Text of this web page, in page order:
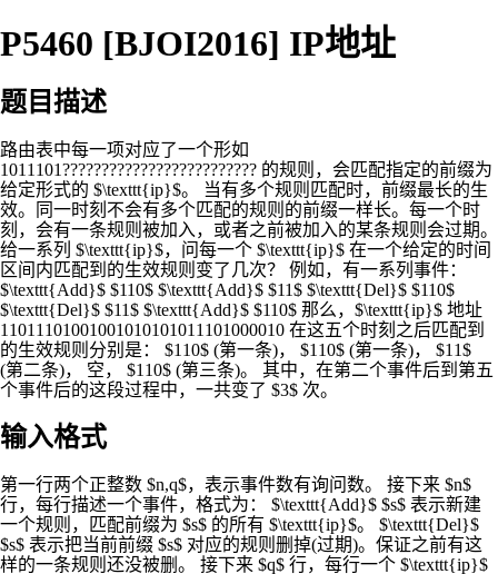
P5460 [BJOI2016] IP地址
题目描述
路由表中每一项对应了一个形如
1011101????????????????????????? 的规则，会匹配指定的前缀为
给定形式的 $\texttt{ip}$。 当有多个规则匹配时，前缀最长的生
效。同一时刻不会有多个匹配的规则的前缀一样长。每一个时
刻，会有一条规则被加入，或者之前被加入的某条规则会过期。
给一系列 $\texttt{ip}$，问每一个 $\texttt{ip}$ 在一个给定的时间
区间内匹配到的生效规则变了几次？ 例如，有一系列事件：
$\texttt{Add}$ $110$ $\texttt{Add}$ $11$ $\texttt{Del}$ $110$
$\texttt{Del}$ $11$ $\texttt{Add}$ $110$ 那么，$\texttt{ip}$ 地址
11011101001001010101011101000010 在这五个时刻之后匹配到
的生效规则分别是： $110$ (第一条)， $110$ (第一条)， $11$
(第二条)， 空， $110$ (第三条)。 其中，在第二个事件后到第五
个事件后的这段过程中，一共变了 $3$ 次。
输入格式
第一行两个正整数 $n,q$，表示事件数有询问数。 接下来 $n$
行，每行描述一个事件，格式为： $\texttt{Add}$ $s$ 表示新建
一个规则，匹配前缀为 $s$ 的所有 $\texttt{ip}$。 $\texttt{Del}$
$s$ 表示把当前前缀 $s$ 对应的规则删掉(过期)。保证之前有这
样的一条规则还没被删。 接下来 $q$ 行，每行一个 $\texttt{ip}$